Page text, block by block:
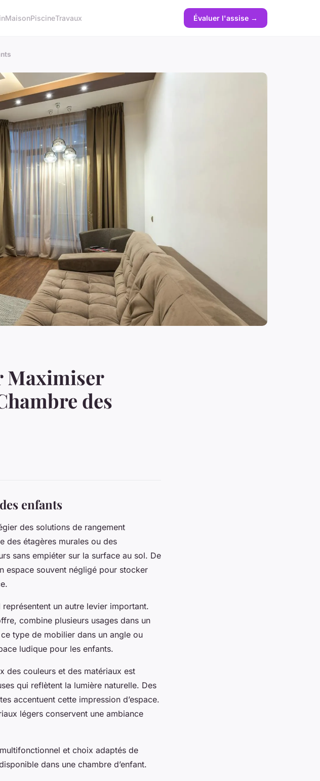
MaisonPiscineTravaux Évaluer l'assise →
Maximiser
des
enfants
des solutions de rangement
des étagères murales ou des
sans empiéter sur la surface au sol. De
espace souvent négligé pour stocker
un autre levier important.
combine plusieurs usages dans un
type de mobilier dans un angle ou
ludique pour les enfants.
des couleurs et des matériaux est
qui reflètent la lumière naturelle. Des
accentuent cette impression d’espace.
légers conservent une ambiance
et choix adaptés de
dans une chambre d’enfant.